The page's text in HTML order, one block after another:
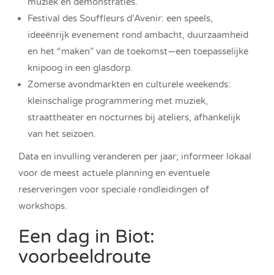
Festival des Souffleurs d’Avenir: een speels,
ideeënrijk evenement rond ambacht, duurzaamheid
en het “maken” van de toekomst—een toepasselijke
knipoog in een glasdorp.
Zomerse avondmarkten en culturele weekends:
kleinschalige programmering met muziek,
straattheater en nocturnes bij ateliers, afhankelijk
van het seizoen.
Data en invulling veranderen per jaar; informeer lokaal
voor de meest actuele planning en eventuele
reserveringen voor speciale rondleidingen of
workshops.
Een dag in Biot:
voorbeeldroute